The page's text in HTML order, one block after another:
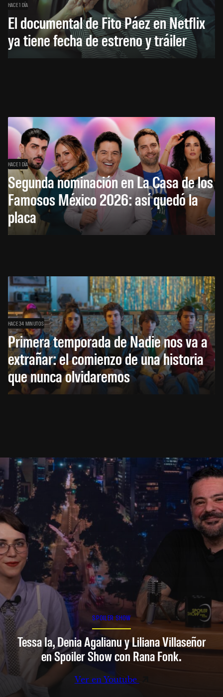
HACE 1 DÍA
El documental de Fito Páez en Netflix
ya tiene fecha de estreno y tráiler
HACE 1 DÍA
Segunda nominación en La Casa de los
Famosos México 2026: así quedó la
placa
HACE 34 MINUTOS
Primera temporada de Nadie nos va a
extrañar: el comienzo de una historia
que nunca olvidaremos
SPOILER SHOW
Tessa Ia, Denia Agalianu y Liliana Villaseñor
en Spoiler Show con Rana Fonk.
Ver en Youtube